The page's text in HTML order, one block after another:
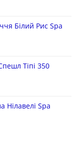
Білий Рис Spa
Тіпі 350
Нілавелі Spa